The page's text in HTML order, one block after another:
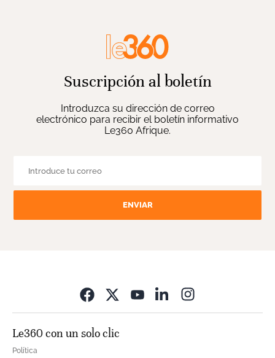
Suscripción al boletín
Introduzca su dirección de correo
electrónico para recibir el boletín informativo
Le360 Afrique.
ENVIAR
Le360 con un solo clic
Política